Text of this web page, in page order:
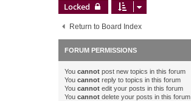
Locked
Return to Board Index
FORUM PERMISSIONS
You cannot post new topics in this forum
You cannot reply to topics in this forum
You cannot edit your posts in this forum
You cannot delete your posts in this forum